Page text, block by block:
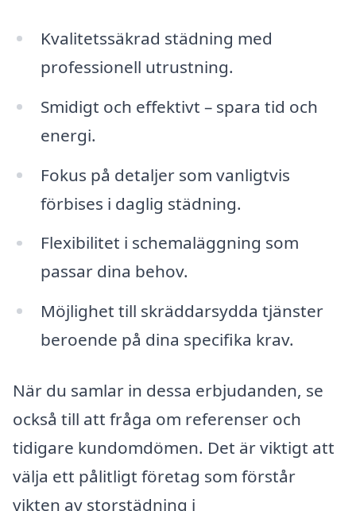
Kvalitetssäkrad städning med
professionell utrustning.
Smidigt och effektivt – spara tid och
energi.
Fokus på detaljer som vanligtvis
förbises i daglig städning.
Flexibilitet i schemaläggning som
passar dina behov.
Möjlighet till skräddarsydda tjänster
beroende på dina specifika krav.
När du samlar in dessa erbjudanden, se
också till att fråga om referenser och
tidigare kundomdömen. Det är viktigt att
välja ett pålitligt företag som förstår
vikten av storstädning i